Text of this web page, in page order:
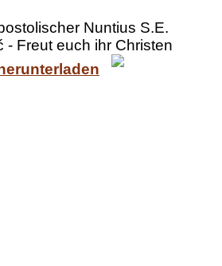
Nuntius S.E.
- Freut euch ihr Christen